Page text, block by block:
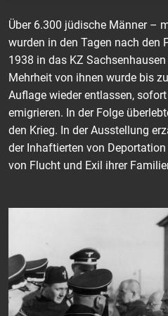
Über 6.300 jüdische Männer –
wurden in den Tagen nach den
1938 in das KZ
Mehrheit von ihnen wurde bis
Auflage wieder entlassen,
emigrieren. In der Folge
den Krieg. In der Ausstellung
der Inhaftierten von
von Flucht und Exil ihrer